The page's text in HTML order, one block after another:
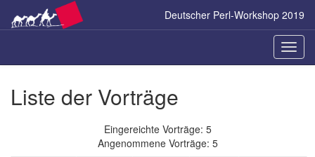
Inhalt
springen
Deutscher Perl-Workshop 2019
ein-/
Liste der Vorträge
Eingereichte Vorträge: 5
Angenommene Vorträge: 5